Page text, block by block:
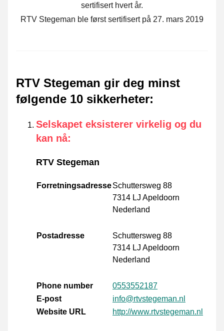
sertifisert hvert år.
RTV Stegeman ble først sertifisert på 27. mars 2019
RTV Stegeman gir deg minst
følgende 10 sikkerheter:
Selskapet eksisterer virkelig og du
kan nå:
RTV Stegeman
ForretningsadresseSchuttersweg 88
7314 LJ Apeldoorn
Nederland
Postadresse
Schuttersweg 88
7314 LJ Apeldoorn
Nederland
Phone number
0553552187
E-post
info@rtvstegeman.nl
Website URL
http://www.rtvstegeman.nl